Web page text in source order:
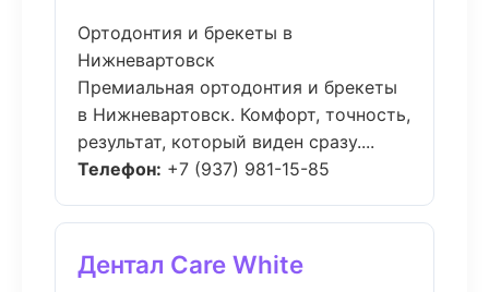
Ортодонтия и брекеты в
Нижневартовск
Премиальная ортодонтия и брекеты
в Нижневартовск. Комфорт, точность,
результат, который виден сразу....
Телефон: +7 (937) 981-15-85
Дентал Care White